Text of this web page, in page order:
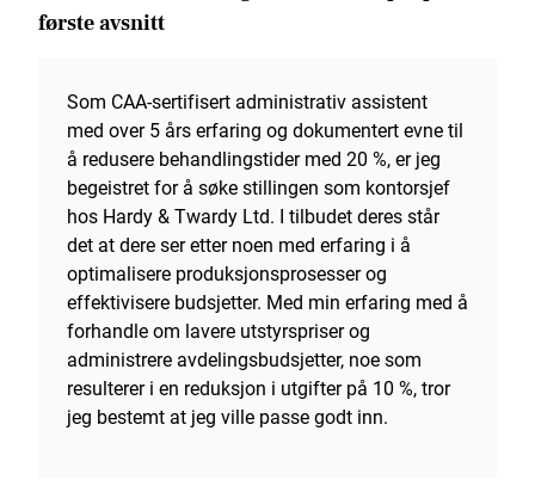
første avsnitt
Som CAA-sertifisert administrativ assistent
med over 5 års erfaring og dokumentert evne til
å redusere behandlingstider med 20 %, er jeg
begeistret for å søke stillingen som kontorsjef
hos Hardy & Twardy Ltd. I tilbudet deres står
det at dere ser etter noen med erfaring i å
optimalisere produksjonsprosesser og
effektivisere budsjetter. Med min erfaring med å
forhandle om lavere utstyrspriser og
administrere avdelingsbudsjetter, noe som
resulterer i en reduksjon i utgifter på 10 %, tror
jeg bestemt at jeg ville passe godt inn.